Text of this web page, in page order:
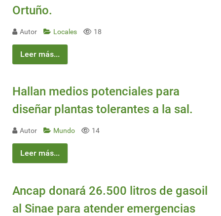
Ortuño.
Autor Locales 18
Leer más...
Hallan medios potenciales para
diseñar plantas tolerantes a la sal.
Autor Mundo 14
Leer más...
Ancap donará 26.500 litros de gasoil
al Sinae para atender emergencias